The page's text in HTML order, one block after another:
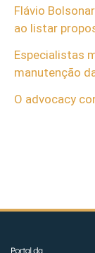
Flávio
ao listar
Especialistas
manutenção
O advocacy